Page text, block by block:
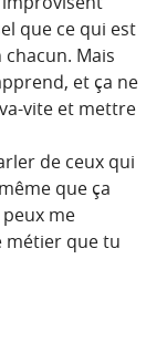
que ce qui est
Mais
et ça ne
vite et mettre
de ceux qui
que ça
me
métier que tu